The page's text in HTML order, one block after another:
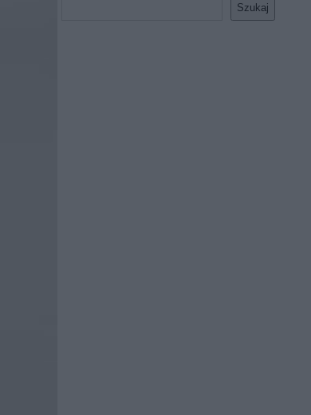
Szukaj